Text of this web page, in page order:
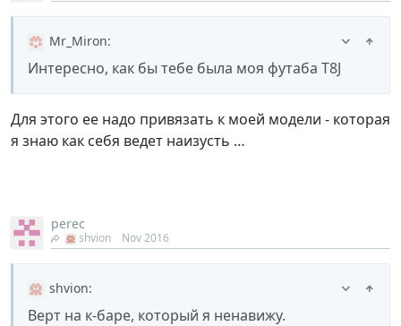
Mr_Miron:
Интересно, как бы тебе была моя футаба T8J
Для этого ее надо привязать к моей модели - которая
я знаю как себя ведет наизусть …
perec
shvion Nov 2016
shvion:
Верт на к-баре, который я ненавижу.